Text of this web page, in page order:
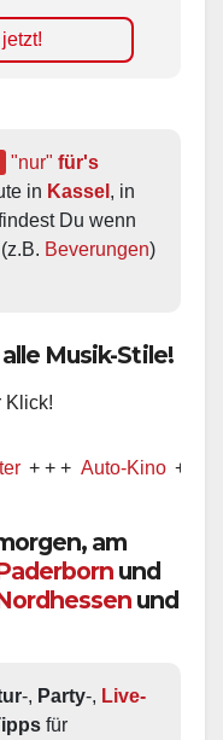
"nur" für's
in Kassel
Du wenn
Beverungen)
Musik-Stile!
Klick!
Auto-Kino + + +
am
und
und
-, Party-, Live-